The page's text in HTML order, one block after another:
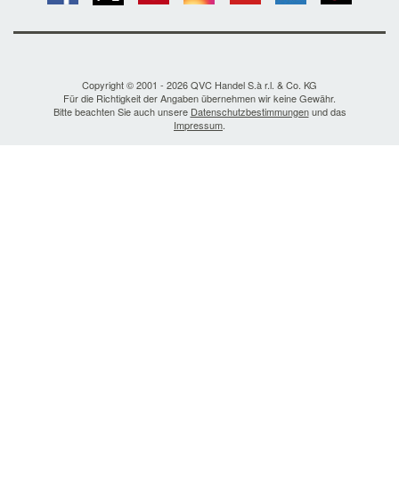
Copyright © 2001 - 2026 QVC Handel S.à r.l. & Co. KG
Für die Richtigkeit der Angaben übernehmen wir keine Gewähr.
Bitte beachten Sie auch unsere Datenschutzbestimmungenund das
Impressum.